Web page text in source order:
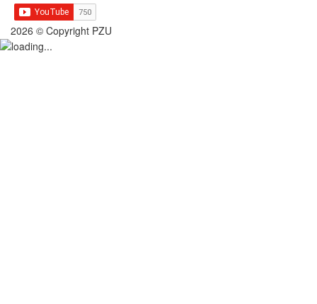
2026 © Copyright PZU